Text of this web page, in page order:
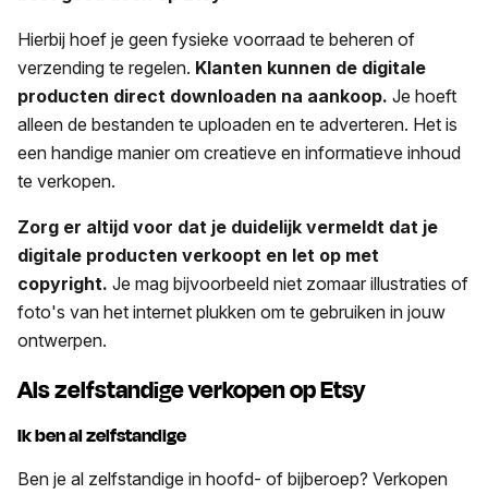
Hierbij hoef je geen fysieke voorraad te beheren of
verzending te regelen. Klanten kunnen de digitale
producten direct downloaden na aankoop. Je hoeft
alleen de bestanden te uploaden en te adverteren. Het is
een handige manier om creatieve en informatieve inhoud
te verkopen.
Zorg er altijd voor dat je duidelijk vermeldt dat je
digitale producten verkoopt en let op met
copyright. Je mag bijvoorbeeld niet zomaar illustraties of
foto's van het internet plukken om te gebruiken in jouw
ontwerpen.
Als zelfstandige verkopen op Etsy
Ik ben al zelfstandige
Ben je al zelfstandige in hoofd- of bijberoep? Verkopen